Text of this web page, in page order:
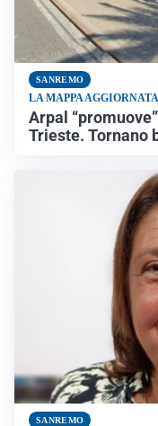
SANREMO
LA MAPPA AGGIORNATA
Arpal
Trieste. Tornano
SANREMO